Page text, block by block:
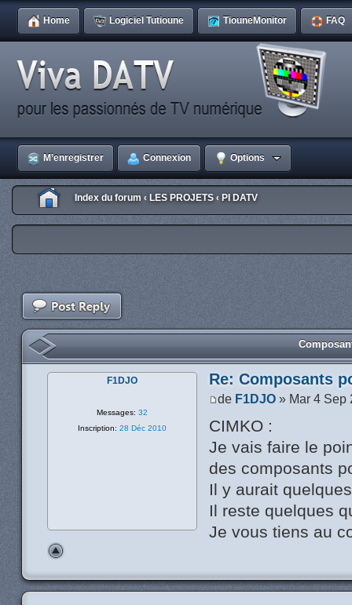
Home Logiciel Tutioune TiouneMonitor FAQ
M’enregistrer Connexion Options
Index du forum ‹ LES PROJETS ‹ PI DATV
Re: Composants
de F1DJO » Mar 4 Sep
CIMKO :
Je vais faire le
des composants
Il y aurait
Il reste quelques
Je vous tiens au
F1DJO
Messages: 32
Inscription: 28 Déc 2010